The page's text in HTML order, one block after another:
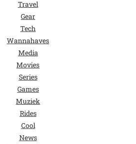
Travel
Gear
Tech
Wannahaves
Media
Movies
Series
Games
Muziek
Rides
Cool
News